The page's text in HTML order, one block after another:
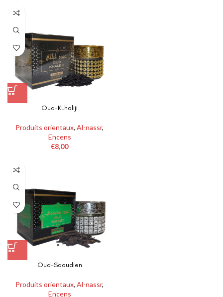
Oud-KLhaliji
Produits orientaux, Al-nassr,
Encens
€8,00
Oud-Saoudien
Produits orientaux, Al-nassr,
Encens